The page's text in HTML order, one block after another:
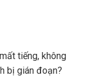
tiếng, không
bị gián đoạn?